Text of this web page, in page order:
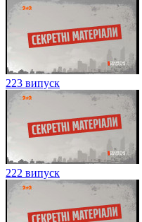
223 випуск
222 випуск